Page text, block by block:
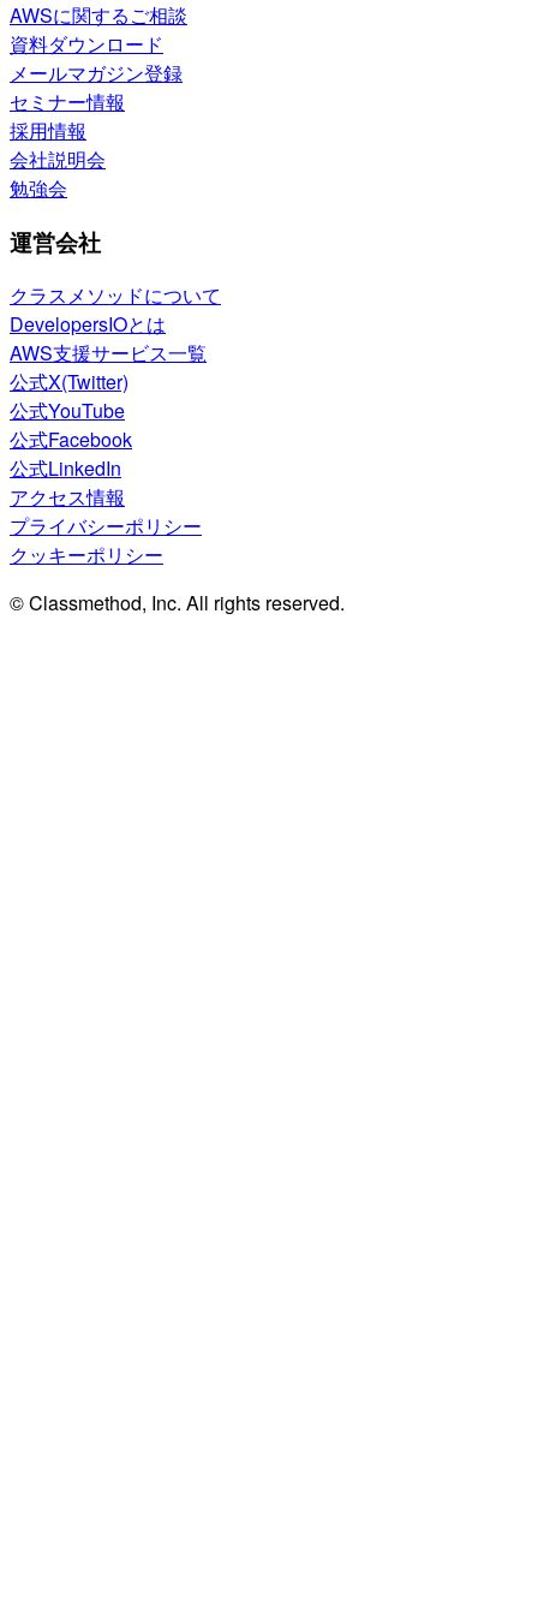
AWSに関するご相談
資料ダウンロード
メールマガジン登録
セミナー情報
採用情報
会社説明会
勉強会
運営会社
クラスメソッドについて
DevelopersIOとは
AWS支援サービス一覧
公式X(Twitter)
公式YouTube
公式Facebook
公式LinkedIn
アクセス情報
プライバシーポリシー
クッキーポリシー
© Classmethod, Inc. All rights reserved.